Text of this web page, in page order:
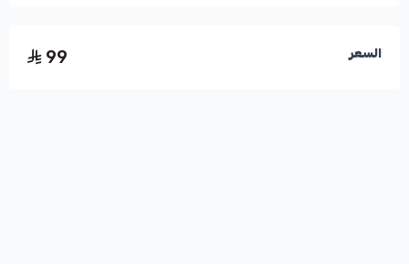
السعر 99